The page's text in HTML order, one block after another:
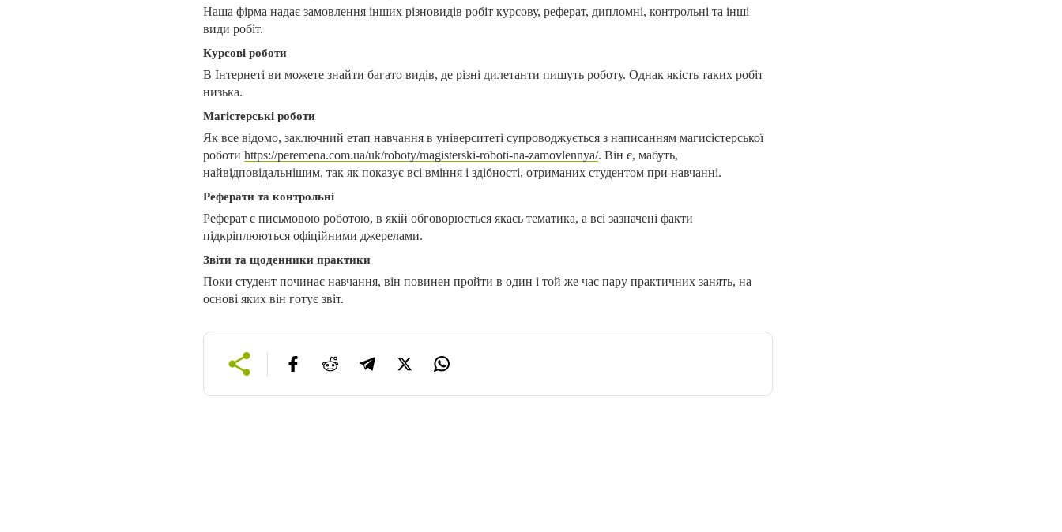
Наша фірма надає замовлення інших різновидів робіт курсову, реферат, дипломні, контрольні та інші
види робіт.
Курсові роботи
В Інтернеті ви можете знайти багато видів, де різні дилетанти пишуть роботу. Однак якість таких робіт
низька.
Магістерські роботи
Як все відомо, заключний етап навчання в університеті супроводжується з написанням магисістерської
роботи https://peremena.com.ua/uk/roboty/magisterski-roboti-na-zamovlennya/. Він є, мабуть,
найвідповідальнішим, так як показує всі вміння і здібності, отриманих студентом при навчанні.
Реферати та контрольні
Реферат є письмовою роботою, в якій обговорюється якась тематика, а всі зазначені факти
підкріплюються офіційними джерелами.
Звіти та щоденники практики
Поки студент починає навчання, він повинен пройти в один і той же час пару практичних занять, на
основі яких він готує звіт.